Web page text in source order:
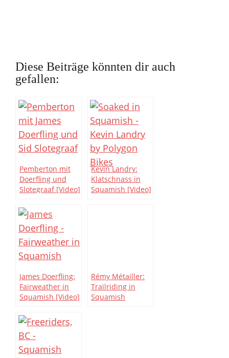
Diese Beiträge könnten dir auch
gefallen:
Pemberton mit
Doerfling und
Slotegraaf [Video]
Kevin Landry:
Klatschnass in
Squamish [Video]
James Doerfling:
Fairweather in
Squamish [Video]
Rémy Métailler:
Trailriding in
Squamish